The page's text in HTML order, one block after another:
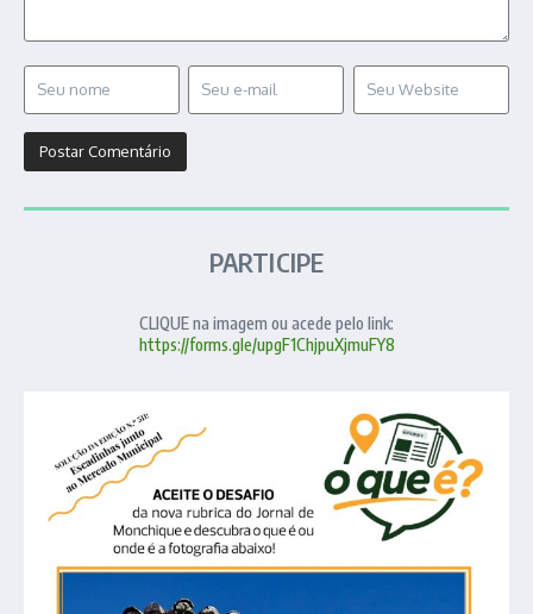
PARTICIPE
CLIQUE na imagem ou acede pelo link:
https://forms.gle/upgF1ChjpuXjmuFY8